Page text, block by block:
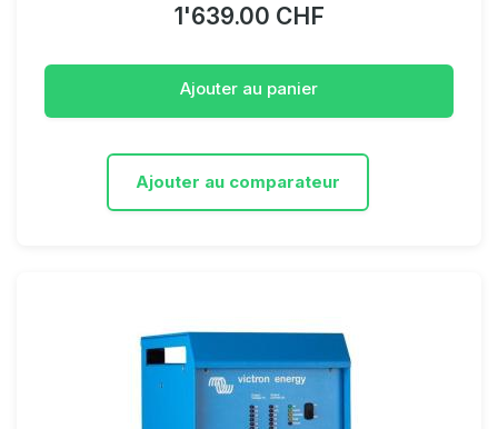
1'639.00 CHF
Ajouter au panier
Ajouter au comparateur